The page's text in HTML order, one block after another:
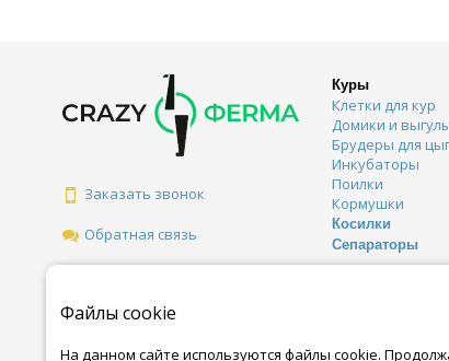
Заказать звонок
Обратная связь
Куры
Клетки для кур
Домики и
Брудеры для
Инкубаторы
Поилки
Кормушки
Косилки
Сепараторы
Файлы cookie
На данном сайте используются файлы cookie.